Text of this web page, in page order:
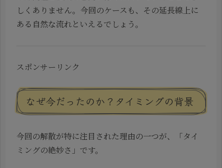
しくありません。今回のケースも、その延長線上に
ある自然な流れといえるでしょう。
スポンサーリンク
なぜ今だったのか？タイミングの背景
今回の解散が特に注目された理由の一つが、「タイ
ミングの絶妙さ」です。